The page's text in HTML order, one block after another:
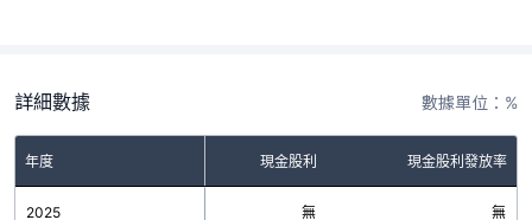
詳細數據 數據單位：%
年度 現金股利 現金股利發放率
2025 無 無